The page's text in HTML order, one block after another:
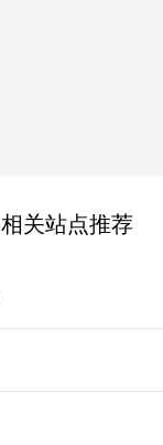
相关站点推荐